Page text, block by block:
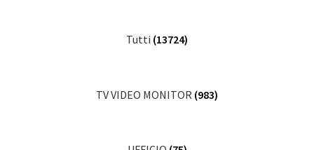
Tutti (13724)
TV VIDEO MONITOR (983)